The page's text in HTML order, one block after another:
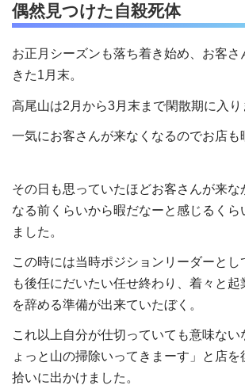
偶然見つけた自殺死体
お正月シーズンも落ち着き始め、お客さ
きた1月末。
高尾山は2 月から3月末まで閑散期に入り
一気にお客さんが来なくなるのでお店も
その日も思っていたほどお客さんが来な
なる前くらいから暇だなーと感じるくら
ました。
この時には当時ポジションリーダーとし
も後任にだいたい任せ終わり、着々と起
を辞める準備が出来ていたぼく。
これ以上自分が仕切っていても意味ない
ょっと山の掃除いってきまーす」と店を
拾いに出かけました。